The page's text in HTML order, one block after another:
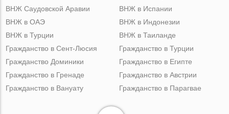
ВНЖ Саудовской Аравии
ВНЖ в ОАЭ
ВНЖ в Турции
ВНЖ в Испании
ВНЖ в Индонезии
ВНЖ в Таиланде
Гражданство в Сент-Люсия
Гражданство Доминики
Гражданство в Гренаде
Гражданство в Вануату
Гражданство в Турции
Гражданство в Египте
Гражданство в Австрии
Гражданство в Парагвае